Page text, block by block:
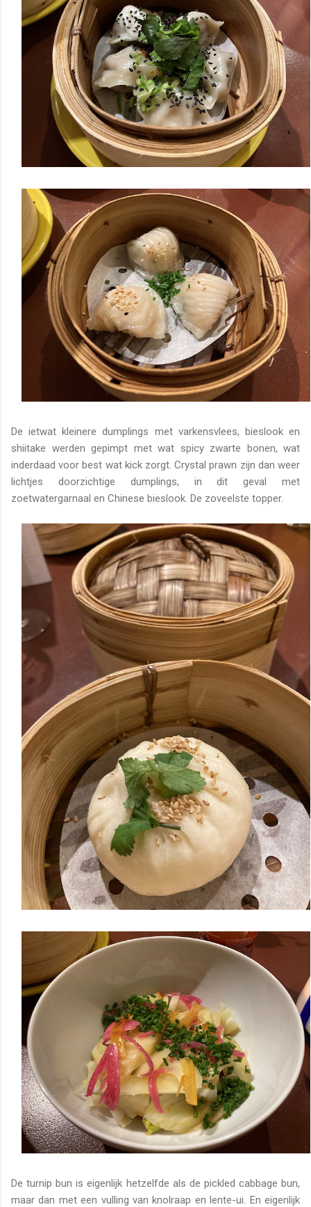
De ietwat kleinere dumplings met varkensvlees, bieslook en
shiitake werden gepimpt met wat spicy zwarte bonen, wat
inderdaad voor best wat kick zorgt. Crystal prawn zijn dan weer
lichtjes doorzichtige dumplings, in dit geval met
zoetwatergarnaal en Chinese bieslook. De zoveelste topper.
De turnip bun is eigenlijk hetzelfde als de pickled cabbage bun,
maar dan met een vulling van knolraap en lente-ui. En eigenlijk